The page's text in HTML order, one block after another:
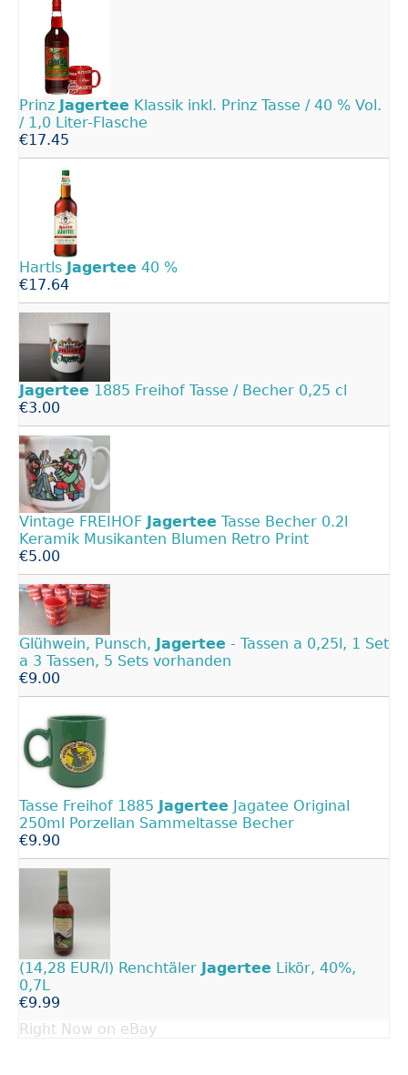
Prinz Jagertee Klassik inkl. Prinz Tasse / 40 % Vol.
/ 1,0 Liter-Flasche
€17.45
Hartls Jagertee 40 %
€17.64
Jagertee 1885 Freihof Tasse / Becher 0,25 cl
€3.00
Vintage FREIHOF Jagertee Tasse Becher 0.2l
Keramik Musikanten Blumen Retro Print
€5.00
Glühwein, Punsch, Jagertee - Tassen a 0,25l, 1 Set
a 3 Tassen, 5 Sets vorhanden
€9.00
Tasse Freihof 1885 Jagertee Jagatee Original
250ml Porzellan Sammeltasse Becher
€9.90
(14,28 EUR/l) Renchtäler Jagertee Likör, 40%,
0,7L
€9.99
Right Now on eBay